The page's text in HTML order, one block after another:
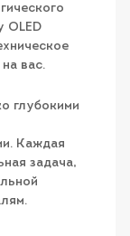
OLED
вас.
глубокими
Каждая
задача,